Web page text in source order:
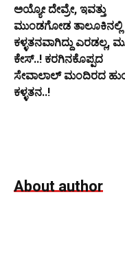
ಅಯ್ಯೋ ದೇವ್ರೇ, ಇವತ್ತು
ಮುಂಡಗೋಡ ತಾಲೂಕಿನಲ್ಲಿ
ಕಳ್ಳತನವಾಗಿದ್ದು ಎರಡಲ್ಲ,
ಕೇಸ್..! ಕರಗಿನಕೊಪ್ಪದ
ಸೇವಾಲಾಲ್ ಮಂದಿರದ
ಕಳ್ಳತನ..!
About author